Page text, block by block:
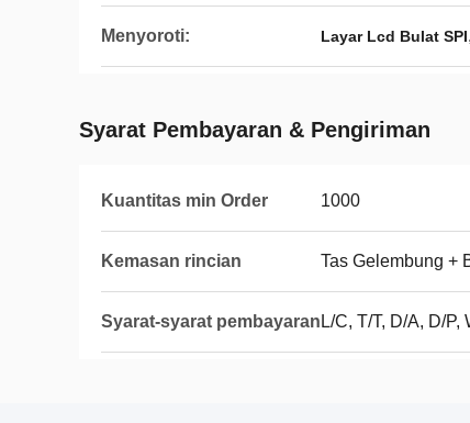
Menyoroti: Layar Lcd Bulat SPI,
Syarat Pembayaran & Pengiriman
Kuantitas min Order 1000
Kemasan rincian Tas Gelembung +
Syarat-syarat pembayaran L/C, T/T, D/A, D/P,